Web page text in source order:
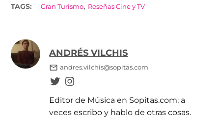
TAGS: Gran Turismo, Reseñas Cine y TV
ANDRÉS VILCHIS
andres.vilchis@sopitas.com
Editor de Música en Sopitas.com; a
veces escribo y hablo de otras cosas.